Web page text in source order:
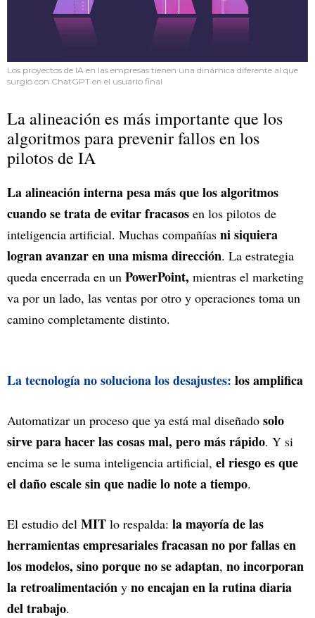
Los proyectos de IA en las empresas tienen una dinámica diferente al que
surgió con ChatGPT en el usuario final
La alineación es más importante que los
algoritmos para prevenir fallos en los
pilotos de IA
La alineación interna pesa más que los algoritmos
cuando se trata de evitar fracasos en los pilotos de
inteligencia artificial. Muchas compañías ni siquiera
logran avanzar en una misma dirección. La estrategia
queda encerrada en un PowerPoint, mientras el marketing
va por un lado, las ventas por otro y operaciones toma un
camino completamente distinto.
La tecnología no soluciona los desajustes: los amplifica
Automatizar un proceso que ya está mal diseñado solo
sirve para hacer las cosas mal, pero más rápido. Y si
encima se le suma inteligencia artificial, el riesgo es que
el daño escale sin que nadie lo note a tiempo.
El estudio del MIT lo respalda: la mayoría de las
herramientas empresariales fracasan no por fallas en
los modelos, sino porque no se adaptan, no incorporan
la retroalimentación y no encajan en la rutina diaria
del trabajo.